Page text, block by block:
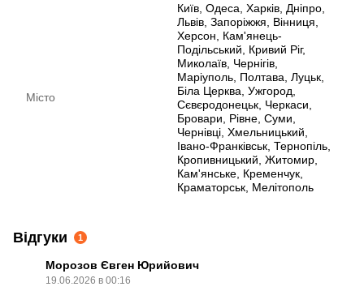
Місто
Київ, Одеса, Харків, Дніпро,
Львів, Запоріжжя, Вінниця,
Херсон, Кам'янець-
Подільський, Кривий Ріг,
Миколаїв, Чернігів,
Маріуполь, Полтава, Луцьк,
Біла Церква, Ужгород,
Сєвєродонецьк, Черкаси,
Бровари, Рівне, Суми,
Чернівці, Хмельницький,
Івано-Франківськ, Тернопіль,
Кропивницький, Житомир,
Кам'янське, Кременчук,
Краматорськ, Мелітополь
Відгуки 1
Морозов Євген Юрийович
19.06.2026 в 00:16